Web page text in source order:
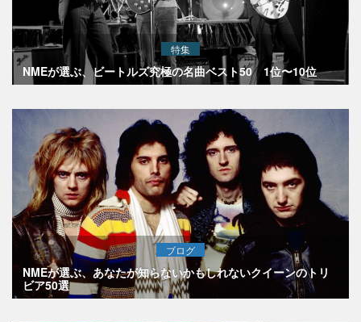
特集
NMEが選ぶ、ビートルズ究極の名曲ベスト50 1位〜10位
ブログ
NMEが選ぶ、あなたが知らないかもしれないクイーンのトリ
ビア50選